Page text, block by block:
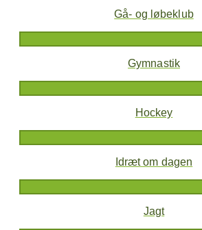
Gå- og løbeklub
Gymnastik
Hockey
Idræt om dagen
Jagt